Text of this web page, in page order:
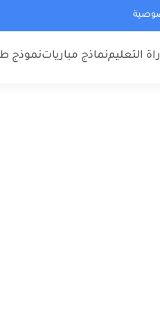
التعليمنماذج مبارياتنموذج